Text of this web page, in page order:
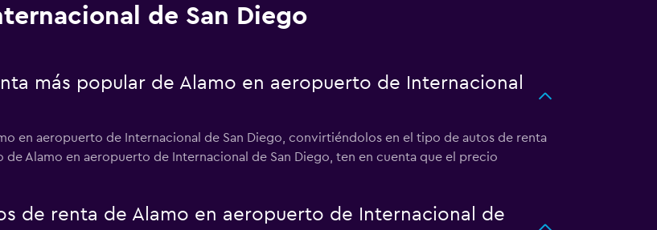
de San Diego
más popular de Alamo en aeropuerto de Internacional
en aeropuerto de Internacional de San Diego, convirtiéndolos en el tipo de autos de renta
de Alamo en aeropuerto de Internacional de San Diego, ten en cuenta que el precio
de renta de Alamo en aeropuerto de Internacional de